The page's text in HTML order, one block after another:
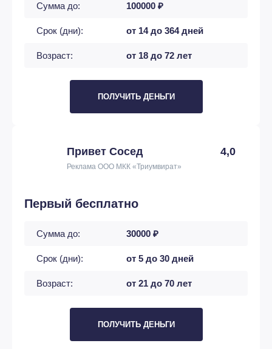
Сумма до: 100000 ₽
Срок (дни): от 14 до 364 дней
Возраст: от 18 до 72 лет
ПОЛУЧИТЬ ДЕНЬГИ
Привет Сосед 4,0
Реклама ООО МКК «Триумвират»
Первый бесплатно
Сумма до: 30000 ₽
Срок (дни): от 5 до 30 дней
Возраст: от 21 до 70 лет
ПОЛУЧИТЬ ДЕНЬГИ